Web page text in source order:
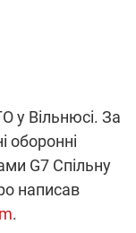
у Вільнюсі. За
оборонні
G7 Спільну
написав
.